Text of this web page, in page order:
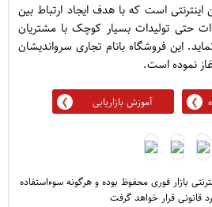
اینترنتی است که با هدف ایجاد ارتباط بین
حتی تولیدات بسیار کوچک با مشتریان
این فروشگاه بانام تجاری سرواندیشان
آموزش بازاریابی
بازار فوری محفوظ بوده و هرگونه سوءاستفاده
قانونی قرار خواهد گرفت